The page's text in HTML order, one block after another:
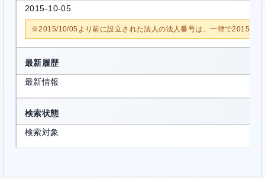
2015-10-05
※2015/10/05より前に設立された法人の法人番号は、一律で2015/10/
最新履歴
最新情報
検索状態
検索対象